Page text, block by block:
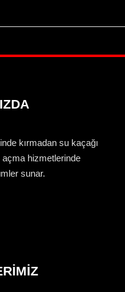
kırmadan su kaçağı
açma hizmetlerinde
sunar.